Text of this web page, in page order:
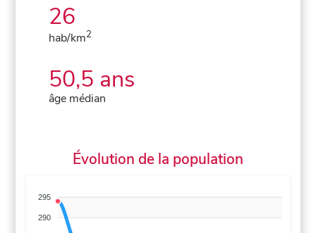
26
hab/km2
50,5 ans
âge médian
Évolution de la population
295
290